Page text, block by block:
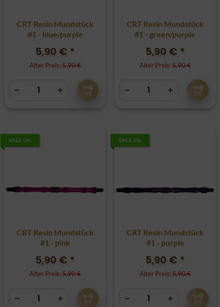
CRT Resin Mundstück
#1 - blue/purple
5,90 € *
Alter Preis:5,90 €
CRT Resin Mundstück
#1 - green/purple
5,90 € *
Alter Preis:5,90 €
SALE 0%
CRT Resin Mundstück
#1 - pink
5,90 € *
Alter Preis:5,90 €
SALE 0%
CRT Resin Mundstück
#1 - purple
5,90 € *
Alter Preis:5,90 €